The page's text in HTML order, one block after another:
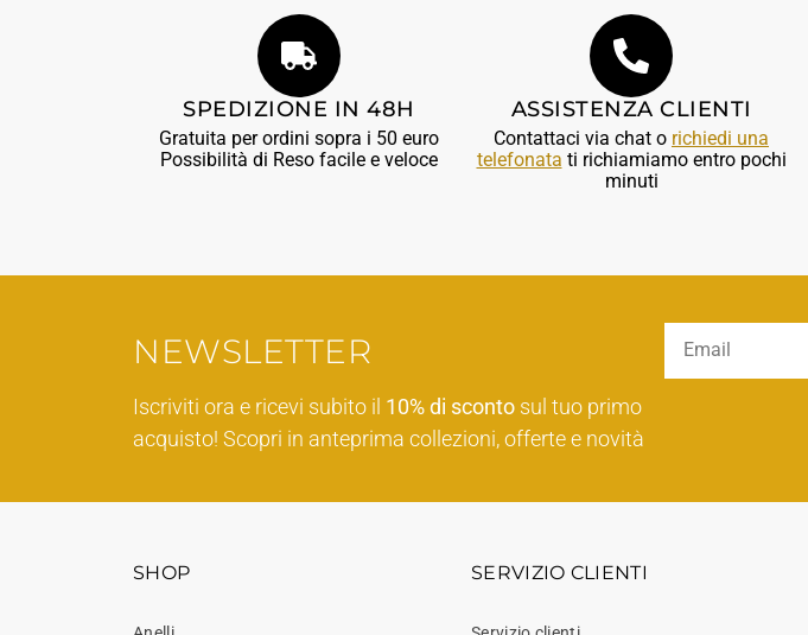
SPEDIZIONE IN 48H
Gratuita per ordini sopra i 50 euro
Possibilità di Reso facile e veloce
ASSISTENZA CLIENTI
Contattaci via chat o richiedi una
telefonata ti richiamiamo entro pochi
minuti
NEWSLETTER
Iscriviti ora e ricevi subito il 10% di sconto sul tuo primo
acquisto! Scopri in anteprima collezioni, offerte e novità
SHOP SERVIZIO CLIENTI